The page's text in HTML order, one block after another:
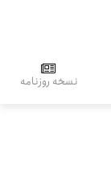
نسخه روزنامه